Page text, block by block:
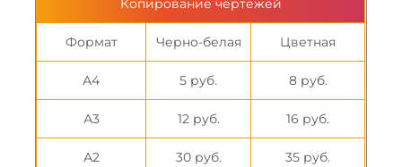
Копирование чертежей
Формат Черно-белая Цветная
А4 5 руб. 8 руб.
А3 12 руб. 16 руб.
А2 30 руб. 35 руб.